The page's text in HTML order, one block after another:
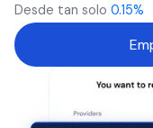
Desde tan solo 0.15%